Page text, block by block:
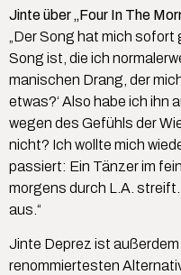
Jinte über „Four In The
„Der Song hat mich
Song ist, die ich
manischen Drang, der
etwas?‘ Also habe ich ihn
wegen des Gefühls der
nicht? Ich wollte mich
passiert: Ein Tänzer im
morgens durch L.A.
aus.“
Jinte Deprez ist
renommiertesten